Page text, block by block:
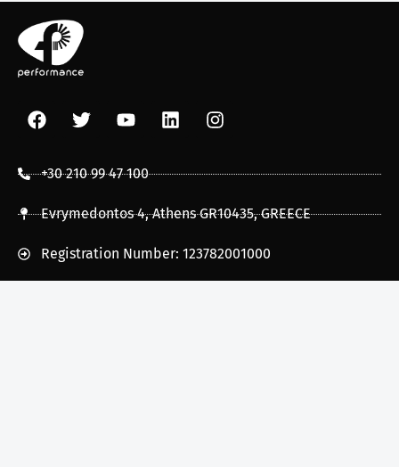
+30 210 99 47 100
Evrymedontos 4, Athens GR10435, GREECE
Registration Number: 123782001000